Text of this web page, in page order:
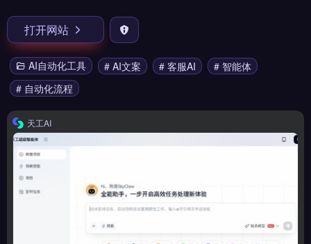
打开网站
AI自动化工具 # AI文案 # 客服AI
# 智能体
# 自动化流程
天工AI